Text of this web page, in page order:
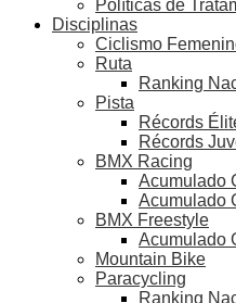
Políticas de
Disciplinas
Ciclismo
Ruta
Ranking
Pista
Récords
Récords
BMX Racing
Acumulado
Acumulado
BMX Freestyle
Acumulado
Mountain Bike
Paracycling
Ranking